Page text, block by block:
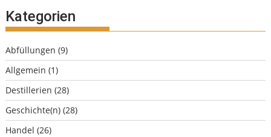
Kategorien
Abfüllungen (9)
Allgemein (1)
Destillerien (28)
Geschichte(n) (28)
Handel (26)